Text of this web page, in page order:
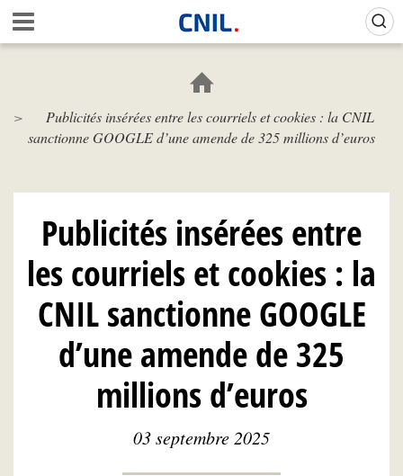
Aller
au
contenu
c
i
l
N
L
Publicités insérées entre les courriels et cookies : la CNIL
sanctionne GOOGLE d’une amende de 325 millions d’euros
Publicités insérées entre
les courriels et cookies : la
CNIL sanctionne GOOGLE
d’une amende de 325
millions d’euros
03 septembre 2025
Gestion de vos préférences sur les cookies (témoins de connexion)